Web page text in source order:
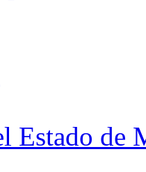
Estado de